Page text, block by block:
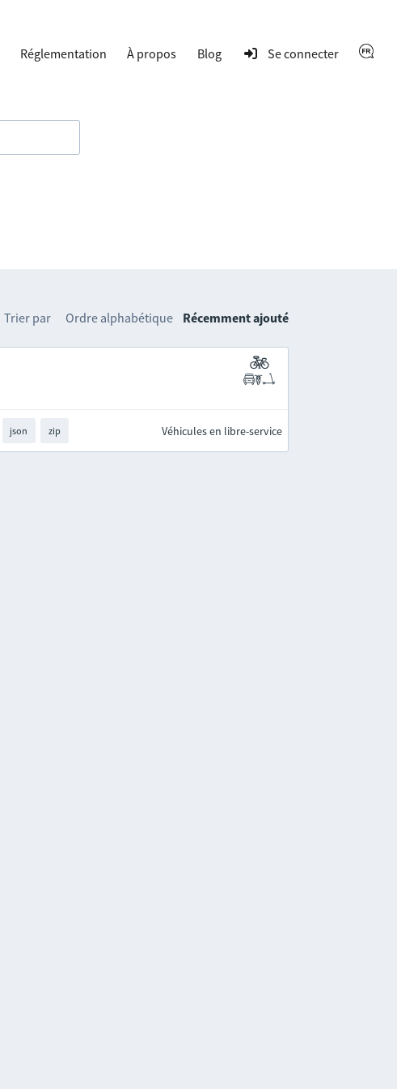
Réglementation À propos Blog Se connecter
Trier par Ordre alphabétique Récemment ajouté
json zip Véhicules en libre-service